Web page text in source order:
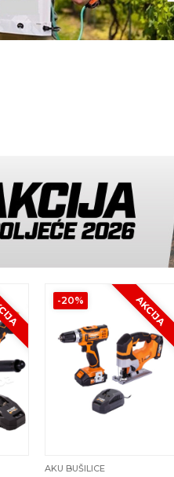
PATIKE
Kapriol Patike ENDURO
CRNO/ORANGE
-20% AKCIJA
AKU BUŠILICE